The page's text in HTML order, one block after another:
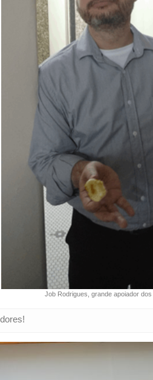
Job Rodrigues, grande apoiador dos